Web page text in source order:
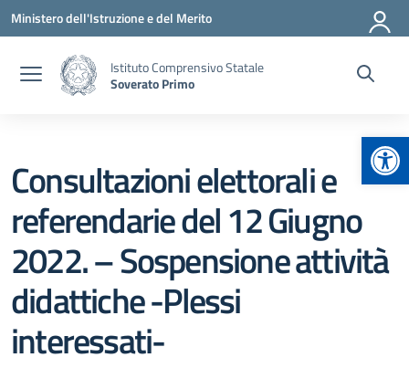
Vai ai contenuti
Vai al menu di navigazione
Vai al footer
Ministero dell'Istruzione e del Merito
Istituto Comprensivo Statale
Soverato Primo
Consultazioni elettorali e
referendarie del 12 Giugno
2022. – Sospensione attività
didattiche -Plessi
interessati-